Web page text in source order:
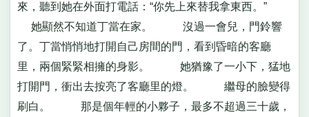
來，聽到她在外面打電話：“你先上來替我拿東西。”
她顯然不知道丁當在家。 沒過一會兒，門鈴響
了。丁當悄悄地打開自己房間的門，看到昏暗的客廳
里，兩個緊緊相擁的身影。 她猶豫了一小下，猛地
打開門，衝出去按亮了客廳里的燈。 繼母的臉變得
刷白。 那是個年輕的小夥子，最多不超過三十歲，